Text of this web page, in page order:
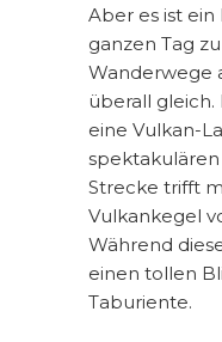
Aber es ist
ganzen Tag
Wanderwege
überall
eine Vulkan-
Strecke trifft
Vulkankegel
Während
einen tollen
Taburiente.